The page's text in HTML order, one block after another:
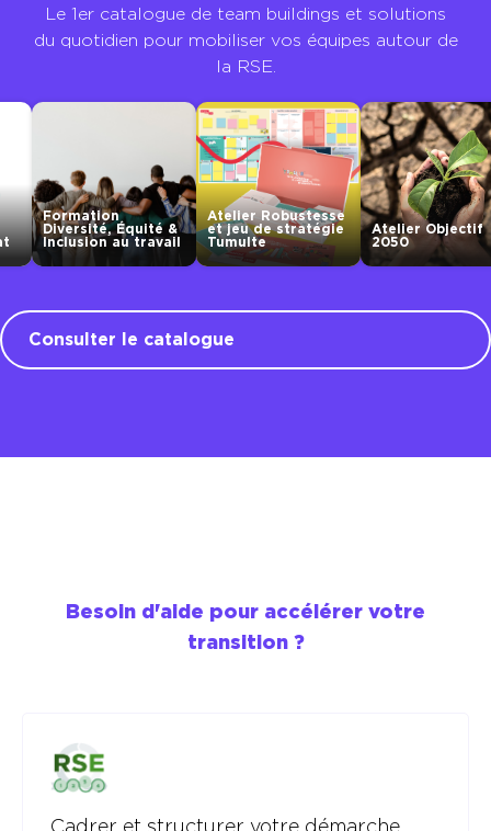
Le 1er catalogue de team buildings et solutions
du quotidien pour mobiliser vos équipes autour de
la RSE.
&
travail
Atelier Robustesse
et jeu de stratégie
Tumulte
Atelier Objectif
2050
Fresque
anxiété
Consulter le catalogue
Besoin d'aide pour accélérer votre
transition ?
Cadrer et structurer votre démarche